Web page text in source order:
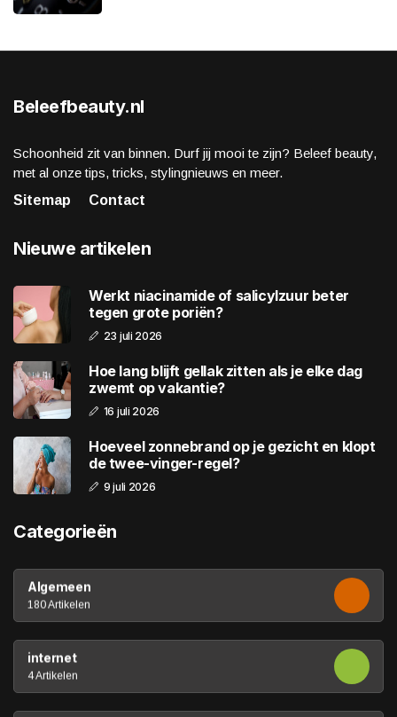
Beleefbeauty.nl
Schoonheid zit van binnen. Durf jij mooi te zijn? Beleef beauty,
met al onze tips, tricks, stylingnieuws en meer.
Sitemap
Contact
Nieuwe artikelen
Werkt niacinamide of salicylzuur beter
tegen grote poriën?
23 juli 2026
Hoe lang blijft gellak zitten als je elke dag
zwemt op vakantie?
16 juli 2026
Hoeveel zonnebrand op je gezicht en klopt
de twee-vinger-regel?
9 juli 2026
Categorieën
Algemeen
180 Artikelen
internet
4 Artikelen